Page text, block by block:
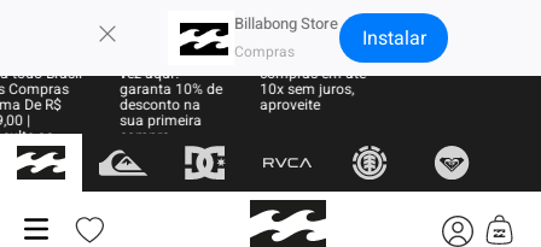
Billabong Store Instalar
todo Brasil
Compras
De R$
|
as
Sua primeira
vez aqui?
garanta 10% de
desconto na
sua primeira
compra
Parcele suas
compras em até
10x sem juros,
aproveite